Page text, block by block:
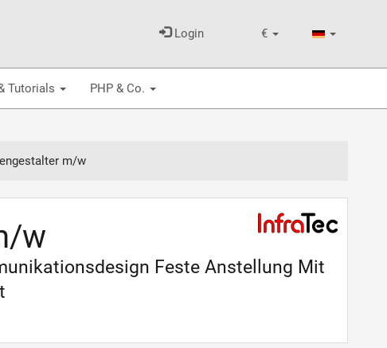
€
Login
Tutorials PHP & Co.
m/w
w
Feste Anstellung Mit